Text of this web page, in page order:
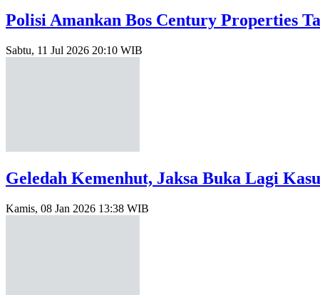
Polisi Amankan Bos Century Properties
Sabtu, 11 Jul 2026 20:10 WIB
Geledah Kemenhut, Jaksa Buka Lagi
Kamis, 08 Jan 2026 13:38 WIB